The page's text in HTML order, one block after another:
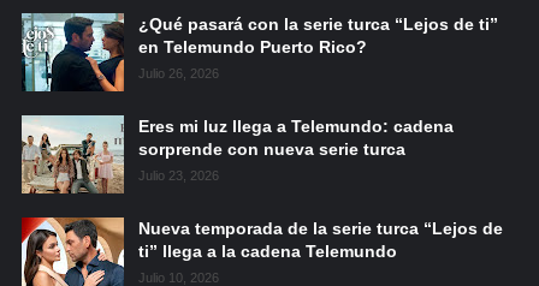
¿Qué pasará con la serie turca “Lejos de ti”
en Telemundo Puerto Rico?
Julio 26, 2026
Eres mi luz llega a Telemundo: cadena
sorprende con nueva serie turca
Julio 23, 2026
Nueva temporada de la serie turca “Lejos de
ti” llega a la cadena Telemundo
Julio 10, 2026